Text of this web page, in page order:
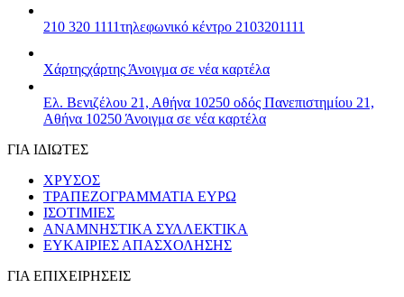
210 320 1111τηλεφωνικό κέντρο 2103201111
Χάρτηςχάρτης Άνοιγμα σε νέα καρτέλα
Ελ. Βενιζέλου 21, Αθήνα 10250 οδός Πανεπιστημίου 21,
Αθήνα 10250 Άνοιγμα σε νέα καρτέλα
ΓΙΑ ΙΔΙΩΤΕΣ
ΧΡΥΣΟΣ
ΤΡΑΠΕΖΟΓΡΑΜΜΑΤΙΑ ΕΥΡΩ
ΙΣΟΤΙΜΙΕΣ
ΑΝΑΜΝΗΣΤΙΚΑ ΣΥΛΛΕΚΤΙΚΑ
ΕΥΚΑΙΡΙΕΣ ΑΠΑΣΧΟΛΗΣΗΣ
ΓΙΑ ΕΠΙΧΕΙΡΗΣΕΙΣ